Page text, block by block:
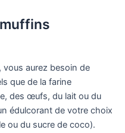
vous aurez besoin de
que de la farine
des œufs, du lait ou du
édulcorant de votre choix
ou du sucre de coco).